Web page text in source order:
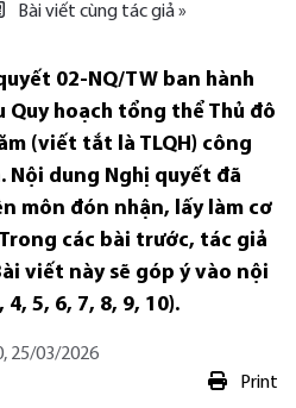
Bài viết cùng tác giả »
02-NQ/TW ban hành
hoạch tổng thể Thủ đô
(viết tắt là TLQH) công
Nội dung Nghị quyết đã
môn đón nhận, lấy làm cơ
các bài trước, tác giả
viết này sẽ góp ý vào nội
5, 6, 7, 8, 9, 10).
25/03/2026
Print